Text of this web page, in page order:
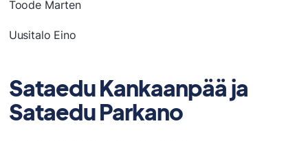
Toode Marten
Uusitalo Eino
Sataedu Kankaanpää ja
Sataedu Parkano